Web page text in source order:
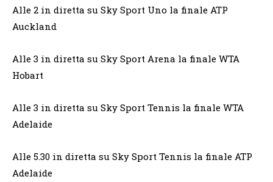
Alle 2 in diretta su Sky Sport Uno la finale ATP
Auckland
Alle 3 in diretta su Sky Sport Arena la finale WTA
Hobart
Alle 3 in diretta su Sky Sport Tennis la finale WTA
Adelaide
Alle 5.30 in diretta su Sky Sport Tennis la finale ATP
Adelaide